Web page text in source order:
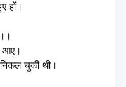
हों।
आए।
चुकी थी।